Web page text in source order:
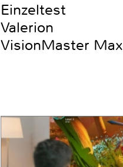
Einzeltest
Valerion
VisionMaster Max